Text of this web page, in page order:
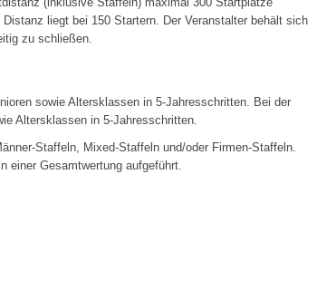
liegt bei 150 Startern. Der Veranstalter behält sich
zu schließen.
sowie Altersklassen in 5-Jahresschritten. Bei der
Altersklassen in 5-Jahresschritten.
Staffeln, Mixed-Staffeln und/oder Firmen-Staffeln.
einer Gesamtwertung aufgeführt.